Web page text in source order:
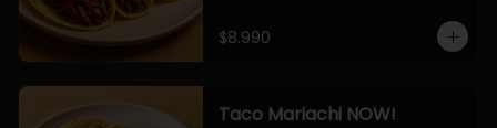
$8.990
Taco Mariachi NOW!